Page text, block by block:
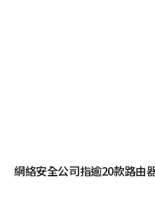
網絡安全公司指逾20款路由